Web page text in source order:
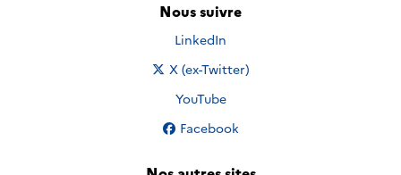
Nous suivre
Nous suivre sur
LinkedIn
Nous suivre sur
X (ex-Twitter)
Nous suivre sur
YouTube
Nous suivre sur
Facebook